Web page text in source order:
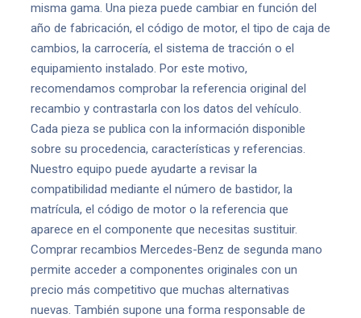
misma gama. Una pieza puede cambiar en función del
año de fabricación, el código de motor, el tipo de caja de
cambios, la carrocería, el sistema de tracción o el
equipamiento instalado. Por este motivo,
recomendamos comprobar la referencia original del
recambio y contrastarla con los datos del vehículo.
Cada pieza se publica con la información disponible
sobre su procedencia, características y referencias.
Nuestro equipo puede ayudarte a revisar la
compatibilidad mediante el número de bastidor, la
matrícula, el código de motor o la referencia que
aparece en el componente que necesitas sustituir.
Comprar recambios Mercedes-Benz de segunda mano
permite acceder a componentes originales con un
precio más competitivo que muchas alternativas
nuevas. También supone una forma responsable de